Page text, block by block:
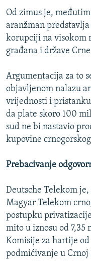
Od zimus je,
aranžman
korupciji na visokom
građana i države
Argumentacija za to
objavljenom nalazu
vrijednosti i
da plate skoro 100
sud ne bi nastavio
kupovine
Prebacivanje
Deutsche Telekom
Magyar Telekom
postupku
mito u iznosu od
Komisije za hartije
podmićivanje u